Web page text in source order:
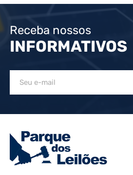
Receba nossos
INFORMATIVOS